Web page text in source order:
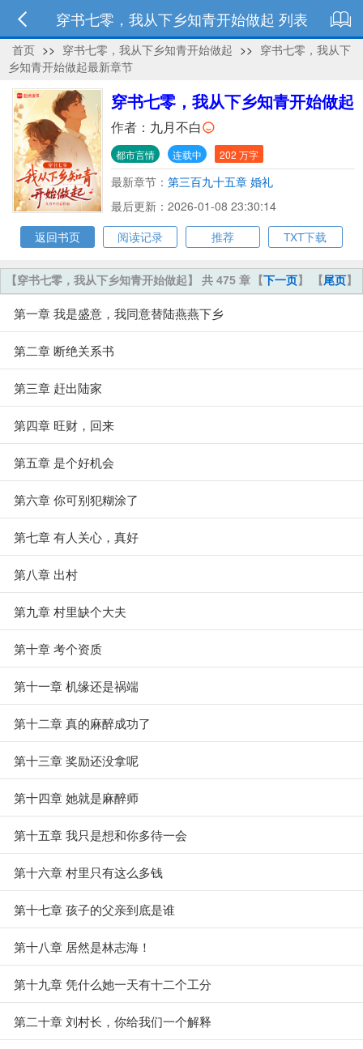
穿书七零，我从下乡知青开始做起 列表
首页 >> 穿书七零，我从下乡知青开始做起 >> 穿书七零，我从下
乡知青开始做起最新章节
穿书七零，我从下乡知青开始做起
作者： 九月不白
都市言情 连载中 202 万字
最新章节： 第三百九十五章 婚礼
最后更新：2026-01-08 23:30:14
返回书页
阅读记录 推荐 TXT下载
【下一页】 【尾页】
【穿书七零，我从下乡知青开始做起】 共 475 章
第一章 我是盛意，我同意替陆燕燕下乡
第二章 断绝关系书
第三章 赶出陆家
第四章 旺财，回来
第五章 是个好机会
第六章 你可别犯糊涂了
第七章 有人关心，真好
第八章 出村
第九章 村里缺个大夫
第十章 考个资质
第十一章 机缘还是祸端
第十二章 真的麻醉成功了
第十三章 奖励还没拿呢
第十四章 她就是麻醉师
第十五章 我只是想和你多待一会
第十六章 村里只有这么多钱
第十七章 孩子的父亲到底是谁
第十八章 居然是林志海！
第十九章 凭什么她一天有十二个工分
第二十章 刘村长，你给我们一个解释